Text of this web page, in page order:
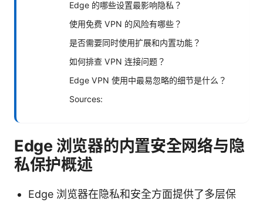
Edge 的哪些设置最影响隐私？
使用免费 VPN 的风险有哪些？
是否需要同时使用扩展和内置功能？
如何排查 VPN 连接问题？
Edge VPN 使用中最易忽略的细节是什么？
Sources:
Edge 浏览器的内置安全网络与隐
私保护概述
Edge 浏览器在隐私和安全方面提供了多层保